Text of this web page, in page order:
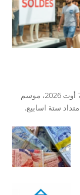
المنبر التونسي (الصولد الصيفي) - ينطلق اليوم الجمعة 7 أوت 2026، موسم